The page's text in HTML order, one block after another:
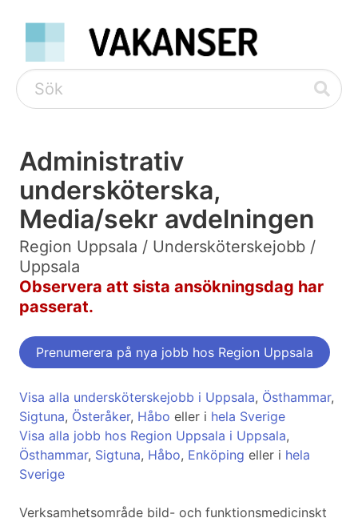
Administrativ
undersköterska,
Media/sekr avdelningen
Region Uppsala / Undersköterskejobb /
Uppsala
Observera att sista ansökningsdag har
passerat.
Prenumerera på nya jobb hos Region Uppsala
Visa alla undersköterskejobb i Uppsala, Östhammar,
Sigtuna, Österåker, Håbo eller i hela Sverige
Visa alla jobb hos Region Uppsala i Uppsala,
Östhammar, Sigtuna, Håbo, Enköping eller i hela
Sverige
Verksamhetsområde bild- och funktionsmedicinskt